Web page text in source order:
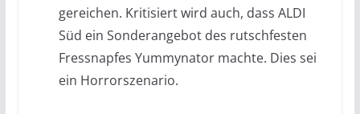
gereichen. Kritisiert wird auch, dass ALDI
Süd ein Sonderangebot des rutschfesten
Fressnapfes Yummynator machte. Dies sei
ein Horrorszenario.